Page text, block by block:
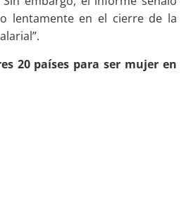
lentamente en el cierre de la
20 países para ser mujer en